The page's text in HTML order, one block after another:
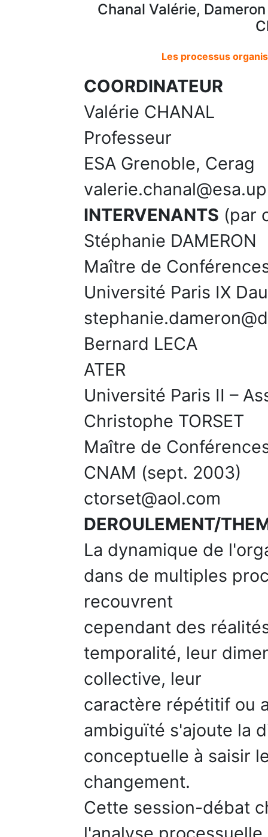
Chanal Valérie,
Les processus
COORDINATEUR
Valérie CHANAL
Professeur
ESA Grenoble, Cerag
INTERVENANTS (par
Stéphanie DAMERON
Maître de
Université Paris IX
Bernard LECA
ATER
Université Paris II –
Christophe TORSET
Maître de
CNAM (sept. 2003)
ctorset@aol.com
DEROULEMENT/
La dynamique de
dans de multiples
recouvrent
cependant des
temporalité, leur
collective, leur
caractère répétitif ou
ambiguïté s'ajoute la
conceptuelle à saisir
changement.
Cette session-débat